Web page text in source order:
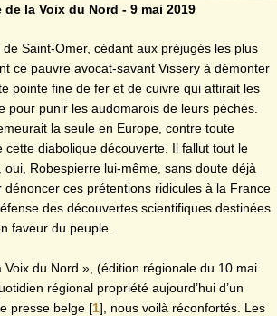
de la Voix du Nord - 9 mai 2019
Saint-Omer, cédant aux préjugés les plus
ce pauvre avocat-savant Vissery à démonter
pointe fine de fer et de cuivre qui attirait les
pour punir les audomarois de leurs péchés.
la seule en Europe, contre toute
cette diabolique découverte. Il fallut tout le
Robespierre lui-même, sans doute déjà
dénoncer ces prétentions ridicules à la France
des découvertes scientifiques destinées
faveur du peuple.
Voix du Nord », (édition régionale du 10 mai
régional propriété aujourd’hui d’un
presse belge [1] , nous voilà réconfortés. Les